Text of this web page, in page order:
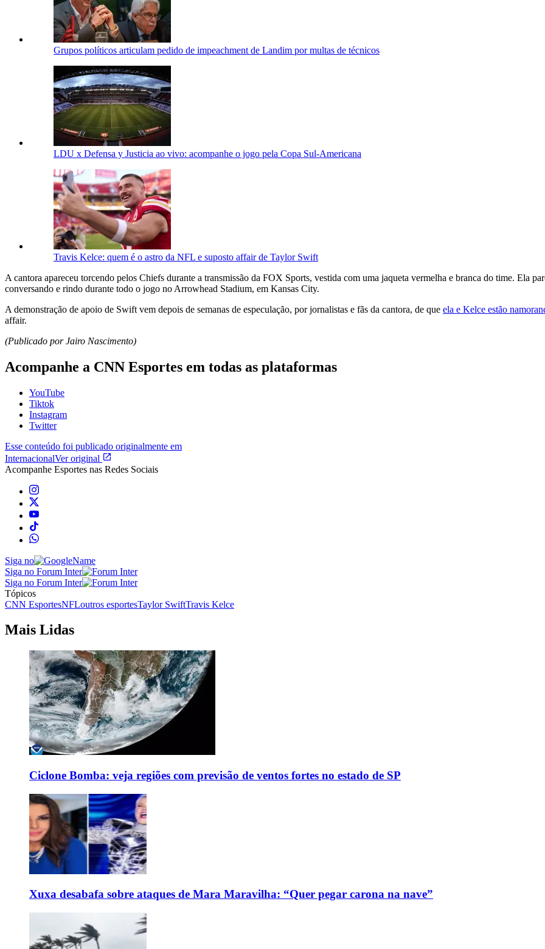
Grupos políticos articulam pedido de impeachment de Landim por multas de técnicos
LDU x Defensa y Justicia ao vivo: acompanhe o jogo pela Copa Sul-Americana
Travis Kelce: quem é o astro da NFL e suposto affair de Taylor Swift
A cantora apareceu torcendo pelos Chiefs durante a transmissão da FOX Sports, vestida com uma jaqueta vermelha e branca do time. Ela
conversando e rindo durante todo o jogo no Arrowhead Stadium, em Kansas City.
A demonstração de apoio de Swift vem depois de semanas de especulação, por jornalistas e fãs da cantora, de que ela e Kelce estão
affair.
(Publicado por Jairo Nascimento)
Acompanhe a CNN Esportes em todas as plataformas
YouTube
Tiktok
Instagram
Twitter
Esse conteúdo foi publicado originalmente em
InternacionalVer original
Acompanhe Esportes nas Redes Sociais
Siga no
Siga no Forum Inter
Siga no Forum Inter
Tópicos
CNN EsportesNFLoutros esportesTaylor SwiftTravis Kelce
Mais Lidas
Ciclone Bomba: veja regiões com previsão de ventos fortes no estado de SP
Xuxa desabafa sobre ataques de Mara Maravilha: “Quer pegar carona na nave”